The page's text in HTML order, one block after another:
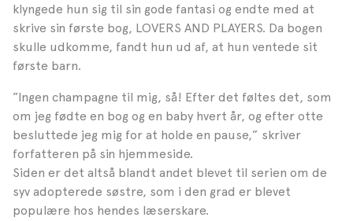
klyngede hun sig til sin gode fantasi og endte med at
skrive sin første bog, LOVERS AND PLAYERS. Da bogen
skulle udkomme, fandt hun ud af, at hun ventede sit
første barn.
”Ingen champagne til mig, så! Efter det føltes det, som
om jeg fødte en bog og en baby hvert år, og efter otte
besluttede jeg mig for at holde en pause,” skriver
forfatteren på sin hjemmeside.
Siden er det altså blandt andet blevet til serien om de
syv adopterede søstre, som i den grad er blevet
populære hos hendes læserskare.